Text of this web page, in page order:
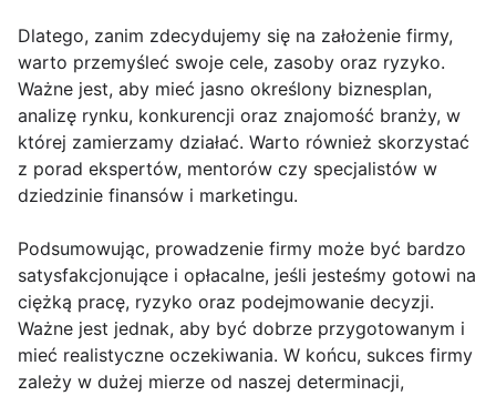
Dlatego, zanim zdecydujemy się na założenie firmy,
warto przemyśleć swoje cele, zasoby oraz ryzyko.
Ważne jest, aby mieć jasno określony biznesplan,
analizę rynku, konkurencji oraz znajomość branży, w
której zamierzamy działać. Warto również skorzystać
z porad ekspertów, mentorów czy specjalistów w
dziedzinie finansów i marketingu.
Podsumowując, prowadzenie firmy może być bardzo
satysfakcjonujące i opłacalne, jeśli jesteśmy gotowi na
ciężką pracę, ryzyko oraz podejmowanie decyzji.
Ważne jest jednak, aby być dobrze przygotowanym i
mieć realistyczne oczekiwania. W końcu, sukces firmy
zależy w dużej mierze od naszej determinacji,